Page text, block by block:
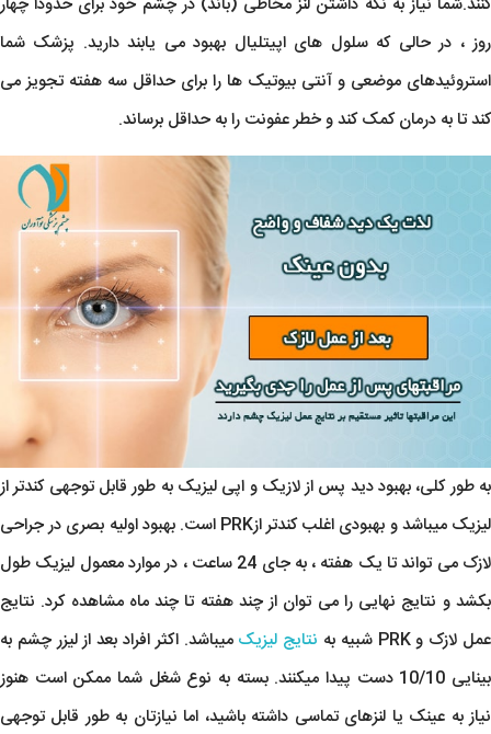
روز ، در حالی که سلول های اپیتلیال بهبود می یابند دارید. پزشک شما
استروئیدهای موضعی و آنتی بیوتیک ها را برای حداقل سه هفته تجویز می
کند تا به درمان کمک کند و خطر عفونت را به حداقل برساند.
به طور کلی، بهبود دید پس از لازیک و اپی لیزیک به طور قابل توجهی کندتر از
لیزیک میباشد و بهبودی اغلب کندتر ازPRK است. بهبود اولیه بصری در جراحی
لازک می تواند تا یک هفته ، به جای 24 ساعت ، در موارد معمول لیزیک طول
بکشد و نتایج نهایی را می توان از چند هفته تا چند ماه مشاهده کرد. نتایج
عمل لازک و PRK شبیه به
نتایج لیزیک میباشد. اکثر افراد بعد از لیزر چشم به
بینایی 10/10 دست پیدا میکنند. بسته به نوع شغل شما ممکن است هنوز
نیاز به عینک یا لنزهای تماسی داشته باشید، اما نیازتان به طور قابل توجهی